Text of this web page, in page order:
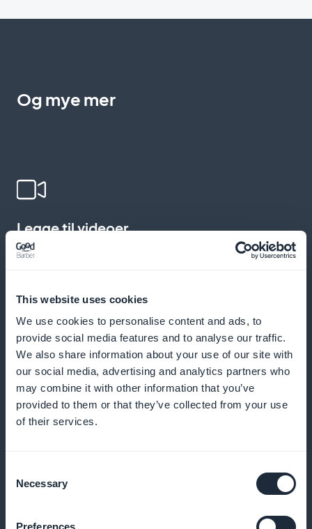
This website uses cookies
We use cookies to personalise content and ads, to
provide social media features and to analyse our traffic.
We also share information about your use of our site with
our social media, advertising and analytics partners who
may combine it with other information that you’ve
provided to them or that they’ve collected from your use
of their services.
Selection
Necessary
Preferences
Og mye mer
Legge til videoer
Berik undervisningen med forklarende kjemivideoer
Push-varsler
Send påminnelser for å oppfordre studentene til å ta
nye kurs
Tilby lydtilgang til kurs for mobil læring